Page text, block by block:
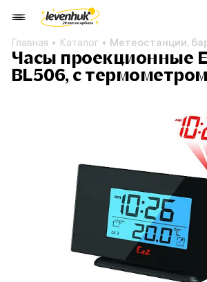
Главная Каталог Метеостанции,
Часы проекционные
BL506, с термометром